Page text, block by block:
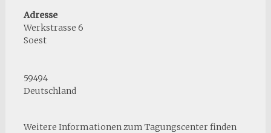
Adresse
Werkstrasse 6
Soest
59494
Deutschland
Weitere Informationen zum Tagungscenter finden